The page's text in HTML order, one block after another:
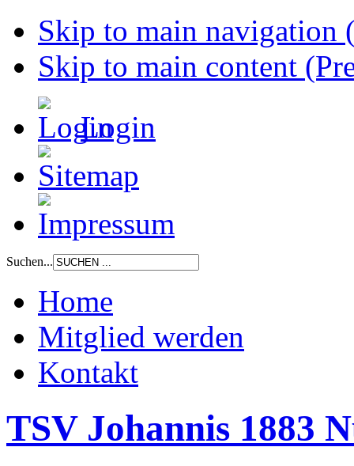
Skip to main navigation
Skip to main content
Login
Suchen...
Home
Mitglied werden
Kontakt
TSV Johannis 1883